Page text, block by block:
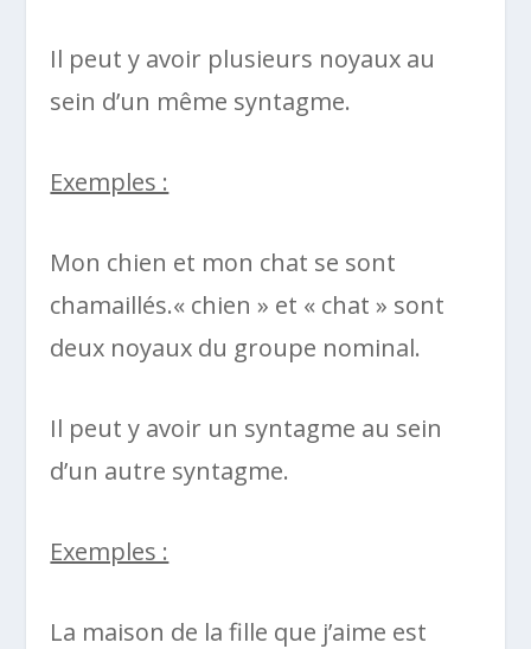
Il peut y avoir plusieurs noyaux au
sein d’un même syntagme.
Exemples :
Mon chien et mon chat se sont
chamaillés.« chien » et « chat » sont
deux noyaux du groupe nominal.
Il peut y avoir un syntagme au sein
d’un autre syntagme.
Exemples :
La maison de la fille que j’aime est